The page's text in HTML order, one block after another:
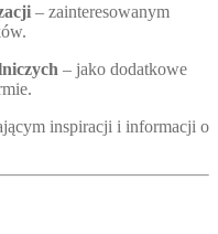
– zainteresowanym
– jako dodatkowe
inspiracji i informacji o